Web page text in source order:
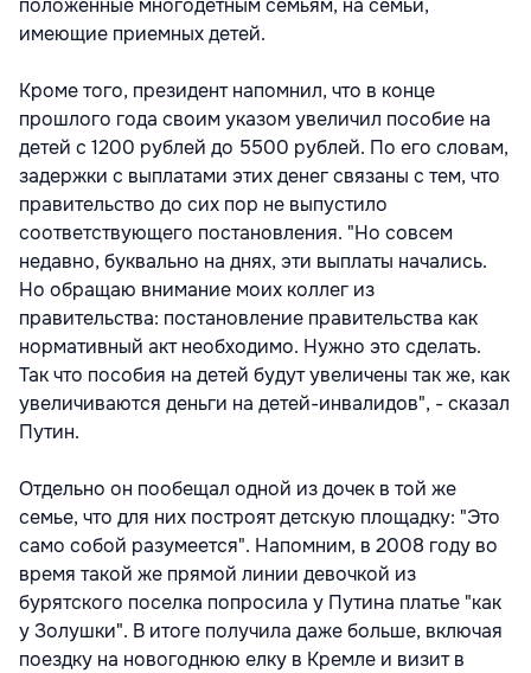
имеющие приемных детей.
Кроме того, президент напомнил, что в конце
прошлого года своим указом увеличил пособие на
детей с 1200 рублей до 5500 рублей. По его словам,
задержки с выплатами этих денег связаны с тем, что
правительство до сих пор не выпустило
соответствующего постановления. "Но совсем
недавно, буквально на днях, эти выплаты начались.
Но обращаю внимание моих коллег из
правительства: постановление правительства как
нормативный акт необходимо. Нужно это сделать.
Так что пособия на детей будут увеличены так же, как
увеличиваются деньги на детей-инвалидов", - сказал
Путин.
Отдельно он пообещал одной из дочек в той же
семье, что для них построят детскую площадку: "Это
само собой разумеется". Напомним, в 2008 году во
время такой же прямой линии девочкой из
бурятского поселка попросила у Путина платье "как
у Золушки". В итоге получила даже больше, включая
поездку на новогоднюю елку в Кремле и визит в